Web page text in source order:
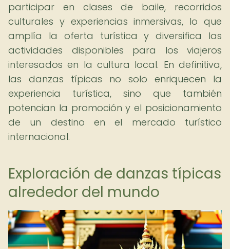
participar en clases de baile, recorridos
culturales y experiencias inmersivas, lo que
amplía la oferta turística y diversifica las
actividades disponibles para los viajeros
interesados en la cultura local. En definitiva,
las danzas típicas no solo enriquecen la
experiencia turística, sino que también
potencian la promoción y el posicionamiento
de un destino en el mercado turístico
internacional.
Exploración de danzas típicas
alrededor del mundo